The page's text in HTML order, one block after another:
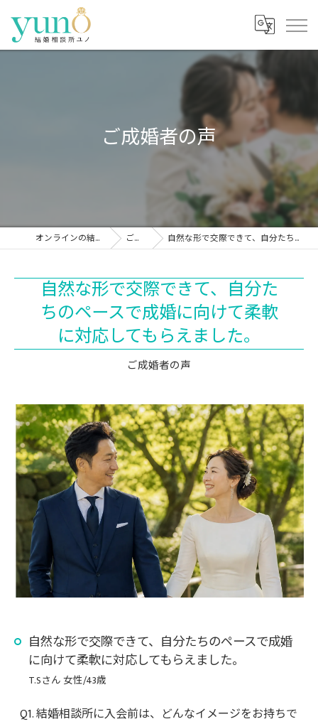
ご成婚者の声
オンラインの結婚相談所なら結婚相談所ユノ ご成婚者の声 自然な形で交際できて、自分たちのペースで成婚に向けて柔軟に対応してもらえました。
ご成婚者の声
自然な形で交際できて、自分た
ちのペースで成婚に向けて柔軟
に対応してもらえました。
自然な形で交際できて、自分たちのペースで成婚
に向けて柔軟に対応してもらえました。
T.Sさん 女性/43歳
Q1. 結婚相談所に入会前は、どんなイメージをお持ちで